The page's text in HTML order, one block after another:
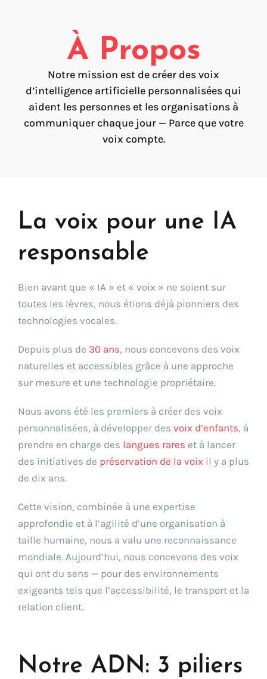
Préservation de la voix (My-Own-Voice)
Prêt-à-parler
Production audio on line (Pro)
Production audio Desktop (Pro)
Trouvez votre solution
Go !
À Propos
Notre mission est de créer des voix
d’intelligence artificielle personnalisées qui
aident les personnes et les organisations à
communiquer chaque jour — Parce que votre
voix compte.
La voix pour une IA
responsable
Bien avant que « IA » et « voix » ne soient sur
toutes les lèvres, nous étions déjà pionniers des
technologies vocales.
Depuis plus de 30 ans, nous concevons des voix
naturelles et accessibles grâce à une approche
sur mesure et une technologie propriétaire.
Nous avons été les premiers à créer des voix
personnalisées, à développer des voix d’enfants, à
prendre en charge des langues rares et à lancer
des initiatives de préservation de la voix il y a plus
de dix ans.
Cette vision, combinée à une expertise
approfondie et à l’agilité d’une organisation à
taille humaine, nous a valu une reconnaissance
mondiale. Aujourd’hui, nous concevons des voix
qui ont du sens — pour des environnements
exigeants tels que l’accessibilité, le transport et la
relation client.
Notre ADN: 3 piliers